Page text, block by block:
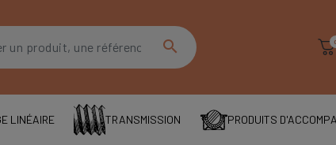
search
LINÉAIRE TRANSMISSION PRODUITS